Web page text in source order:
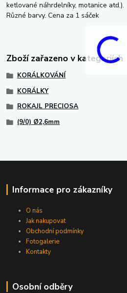
ketlované náhrdelníky, motanice atd.).
Různé barvy. Cena za 1 sáček
Zboží zařazeno v kategoriích
KORÁLKOVÁNÍ
KORÁLKY
ROKAJL PRECIOSA
(9/0) Ø2,6mm
Informace pro zákazníky
O nás
Jak nakupovat
Obchodní podmínky
Fotogalerie
Kontakty
Osobní odběry